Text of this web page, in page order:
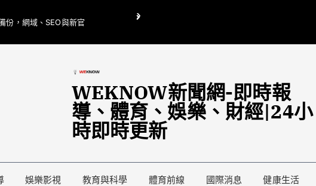
份，網域、SEO與新官
翁曉玲喊刪陸委會1295萬媒宣費惹議 梁文傑回「只能靠嘴巴」
WEKNOW新聞網-即時報
導、體育、娛樂、財經|24小
時即時更新
娛樂影視 教育與科學 體育前線 國際消息 健康生活